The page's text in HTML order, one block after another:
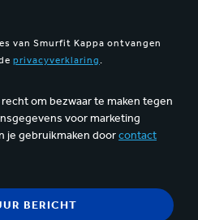
van Smurfit Kappa ontvangen
privacyverklaring.
om bezwaar te maken tegen
voor marketing
je gebruikmaken doorcontact